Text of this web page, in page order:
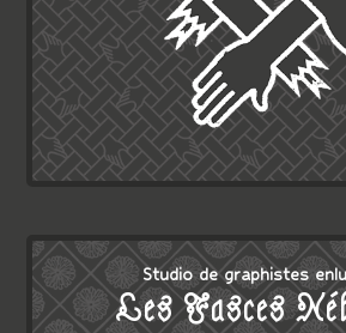
Studio de graphistes
Les Fasces